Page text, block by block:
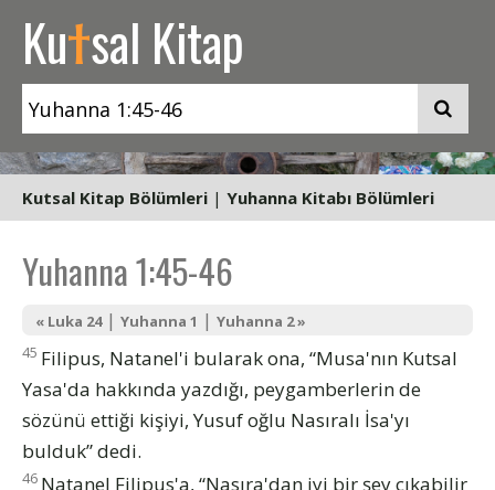
Kutsal Kitap
Kutsal Kitap Bölümleri | Yuhanna Kitabı Bölümleri
Yuhanna 1:45-46
« Luka 24| Yuhanna 1 | Yuhanna 2 »
45 Filipus, Natanel'i bularak ona, “Musa'nın Kutsal
Yasa'da hakkında yazdığı, peygamberlerin de
sözünü ettiği kişiyi, Yusuf oğlu Nasıralı İsa'yı
bulduk” dedi.
46 Natanel Filipus'a, “Nasıra'dan iyi bir şey çıkabilir